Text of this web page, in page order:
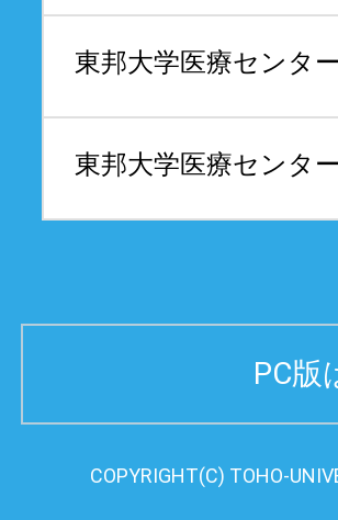
東邦大学医療センター
東邦大学医療センタ
PC版
COPYRIGHT(C) TOHO-